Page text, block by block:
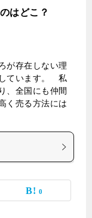
はどこ？
が存在しない理
ています。 私
、全国にも仲間
く売る方法には
0